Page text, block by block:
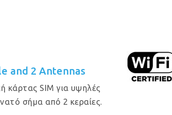
and 2 Antennas
κάρτας SIM για υψηλές
σήμα από 2 κεραίες.